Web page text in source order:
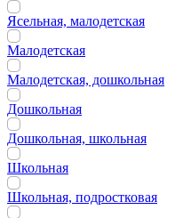
Ясельная, малодетская
Малодетская
Малодетская, дошкольная
Дошкольная
Дошкольная, школьная
Школьная
Школьная, подростковая